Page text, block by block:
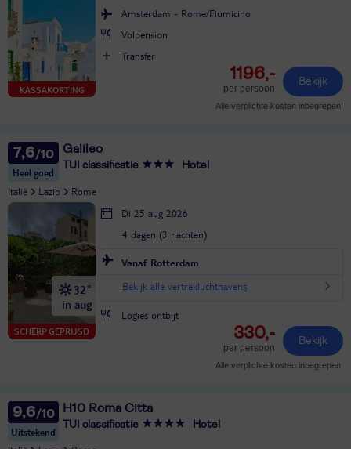
KASSAKORTING
Amsterdam - Rome/Fiumicino
Volpension
Transfer
1196,-
per persoon
Bekijk
Alle verplichte kosten inbegrepen!
7,6
Heel goed
Galileo
TUI classificatie Hotel
Italië Lazio Rome
SCHERP GEPRIJSD
32°
in aug
Di 25 aug 2026
4 dagen (3 nachten)
Vanaf Rotterdam
Bekijk alle vertrekluchthavens
Logies ontbijt
330,-
per persoon
Bekijk
Alle verplichte kosten inbegrepen!
9,6
Uitstekend
H10 Roma Citta
TUI classificatie Hotel